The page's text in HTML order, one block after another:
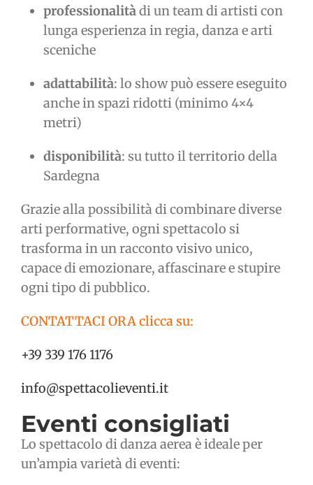
professionalitàdi un team di artisti con
lunga esperienza in regia, danza e arti
sceniche
adattabilità: lo show può essere eseguito
anche in spazi ridotti (minimo 4×4
metri)
disponibilità: su tutto il territorio della
Sardegna
Grazie alla possibilità di combinare diverse
arti performative, ogni spettacolo si
trasforma in un racconto visivo unico,
capace di emozionare, affascinare e stupire
ogni tipo di pubblico.
CONTATTACI ORA clicca su:
+39 339 176 1176
info@spettacolieventi.it
Eventi consigliati
Lo spettacolo di danza aerea è ideale per
un’ampia varietà di eventi: